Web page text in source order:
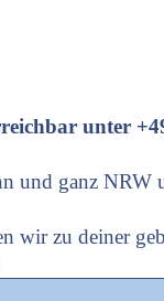
unter
und ganz NRW
wir zu deiner